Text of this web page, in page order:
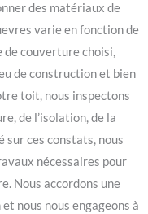
des matériaux de
varie en fonction de
couverture choisi,
de construction et bien
toit, nous inspectons
de l’isolation, de la
sur ces constats, nous
nécessaires pour
Nous accordons une
nous nous engageons à